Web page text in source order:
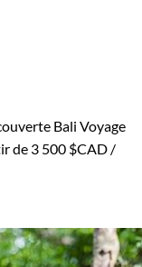
Bali Voyage
de 3 500 $CAD /